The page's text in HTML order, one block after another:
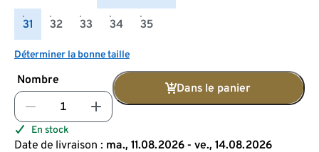
31 32 33 34 35
Déterminer la bonne taille
Nombre
Dans le panier
En stock
Date de livraison : ma., 11.08.2026 - ve., 14.08.2026